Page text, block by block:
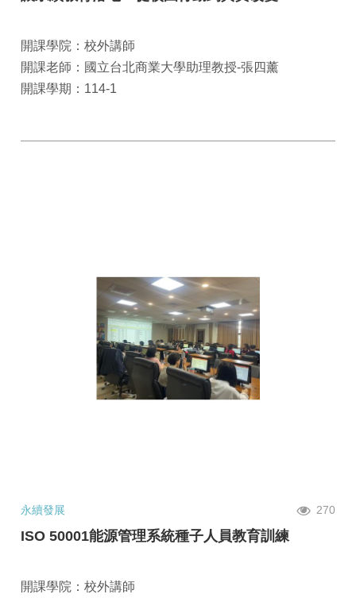
開課學院：校外講師
開課老師：國立台北商業大學助理教授-張四薰
開課學期：114-1
永續發展 270
ISO 50001能源管理系統種子人員教育訓練
開課學院：校外講師